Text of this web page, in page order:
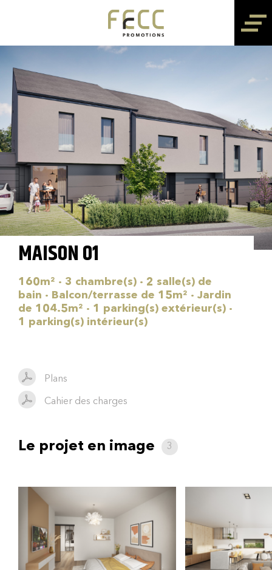
MAISON 01
160m² · 3 chambre(s) · 2 salle(s) de
bain · Balcon/terrasse de 15m² · Jardin
de 104.5m² · 1 parking(s) extérieur(s) ·
1 parking(s) intérieur(s)
Plans
Cahier des charges
Le projet en image 3